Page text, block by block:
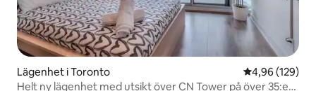
Lägenhet i Toronto 4,96 av 5 i
4,96 (129)
Helt ny lägenhet med utsikt över CN Tower på över 35:e